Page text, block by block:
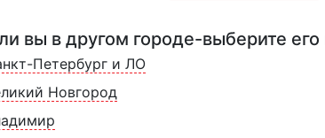
вы в другом городе-выберите
Петербург и ЛО
Новгород
Классическая
ромовым